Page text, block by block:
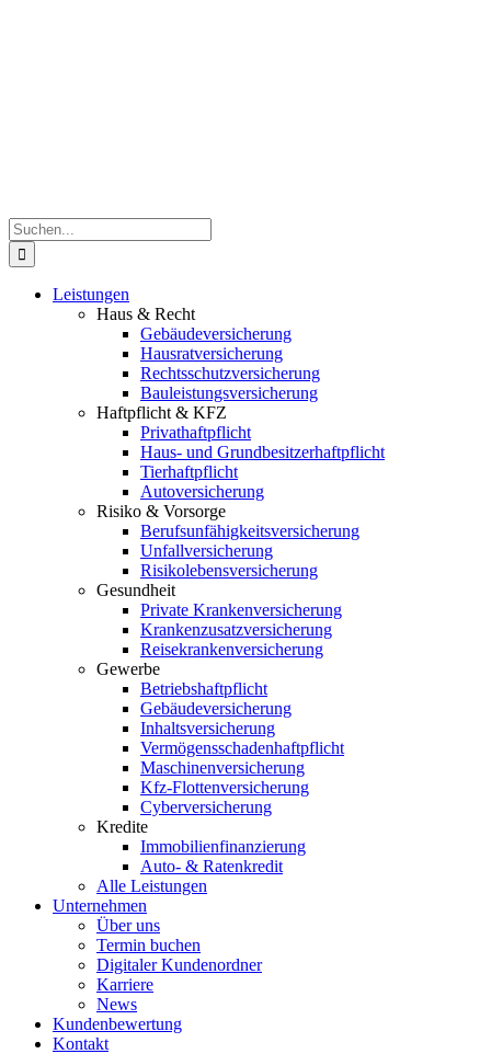
Suche
nach:
Leistungen
Haus & Recht
Gebäudeversicherung
Hausratversicherung
Rechtsschutzversicherung
Bauleistungsversicherung
Haftpflicht & KFZ
Privathaftpflicht
Haus- und Grundbesitzerhaftpflicht
Tierhaftpflicht
Autoversicherung
Risiko & Vorsorge
Berufsunfähigkeitsversicherung
Unfallversicherung
Risikolebensversicherung
Gesundheit
Private Krankenversicherung
Krankenzusatzversicherung
Reisekrankenversicherung
Gewerbe
Betriebshaftpflicht
Gebäudeversicherung
Inhaltsversicherung
Vermögensschadenhaftpflicht
Maschinenversicherung
Kfz-Flottenversicherung
Cyberversicherung
Kredite
Immobilienfinanzierung
Auto- & Ratenkredit
Alle Leistungen
Unternehmen
Über uns
Termin buchen
Digitaler Kundenordner
Karriere
News
Kundenbewertung
Kontakt